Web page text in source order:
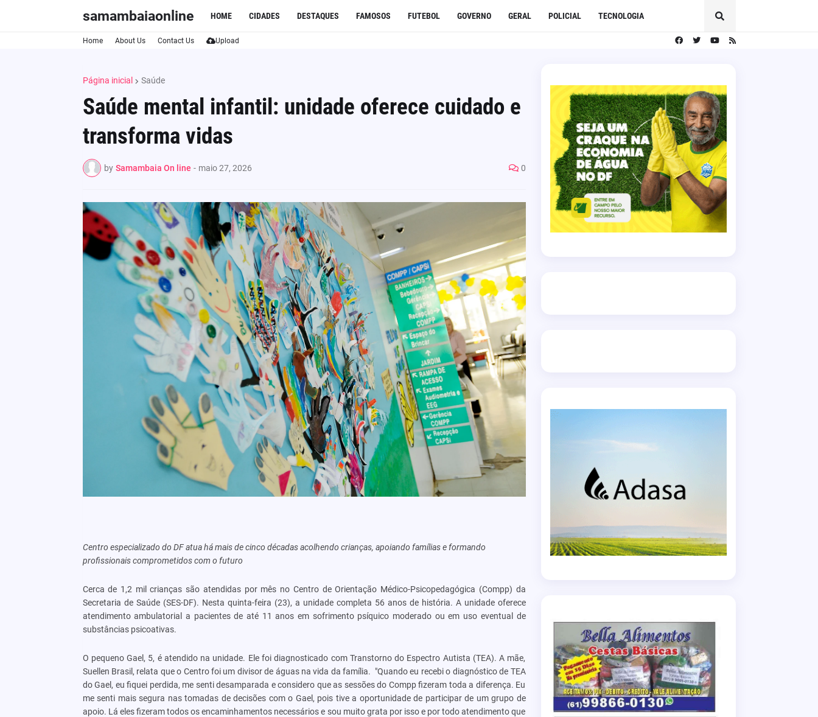
samambaiaonline HOME CIDADES DESTAQUES FAMOSOS FUTEBOL GOVERNO GERAL POLICIAL TECNOLOGIA
Home About Us Contact Us Upload
Página inicial Saúde
Saúde mental infantil: unidade oferece cuidado e
transforma vidas
by Samambaia On line - maio 27, 2026 0
Centro especializado do DF atua há mais de cinco décadas acolhendo crianças, apoiando famílias e formando
profissionais comprometidos com o futuro
Cerca de 1,2 mil crianças são atendidas por mês no Centro de Orientação Médico-Psicopedagógica (Compp) da
Secretaria de Saúde (SES-DF). Nesta quinta-feira (23), a unidade completa 56 anos de história. A unidade oferece
atendimento ambulatorial a pacientes de até 11 anos em sofrimento psíquico moderado ou em uso eventual de
substâncias psicoativas.
O pequeno Gael, 5, é atendido na unidade. Ele foi diagnosticado com Transtorno do Espectro Autista (TEA). A mãe,
Suellen Brasil, relata que o Centro foi um divisor de águas na vida da família. "Quando eu recebi o diagnóstico de TEA
do Gael, eu fiquei perdida, me senti desamparada e considero que as sessões do Compp fizeram toda a diferença. Eu
me senti mais segura nas tomadas de decisões com o Gael, pois tive a oportunidade de participar de um grupo de
apoio. Lá eles fizeram todos os encaminhamentos necessários e sou muito grata por isso e por todo atendimento que